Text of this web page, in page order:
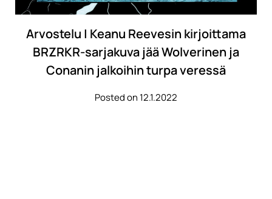
Arvostelu | Keanu Reevesin kirjoittama
BRZRKR-sarjakuva jää Wolverinen ja
Conanin jalkoihin turpa veressä
Posted on 12.1.2022